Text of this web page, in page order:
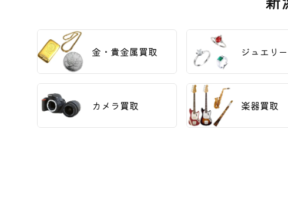
金・貴金属買取 ジュエリ
カメラ買取 楽器買取